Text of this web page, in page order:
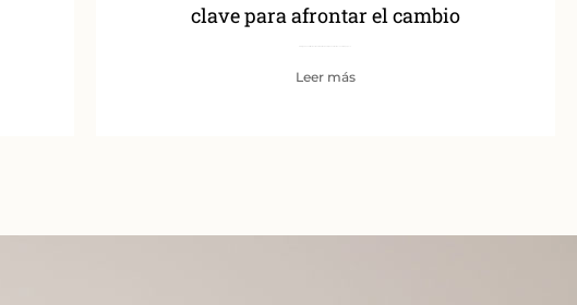
clave para afrontar el cambio
Leer más